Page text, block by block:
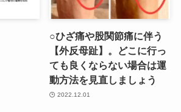
○ひざ痛や股関節痛に伴う
【外反母趾】。どこに行っ
ても良くならない場合は運
動方法を見直しましょう
2022.12.01